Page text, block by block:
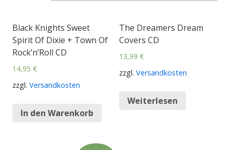
Black Knights Sweet
Spirit Of Dixie + Town Of
Rock’n’Roll CD
14,95 €
zzgl. Versandkosten
In den Warenkorb
The Dreamers Dream
Covers CD
13,99 €
zzgl. Versandkosten
Weiterlesen